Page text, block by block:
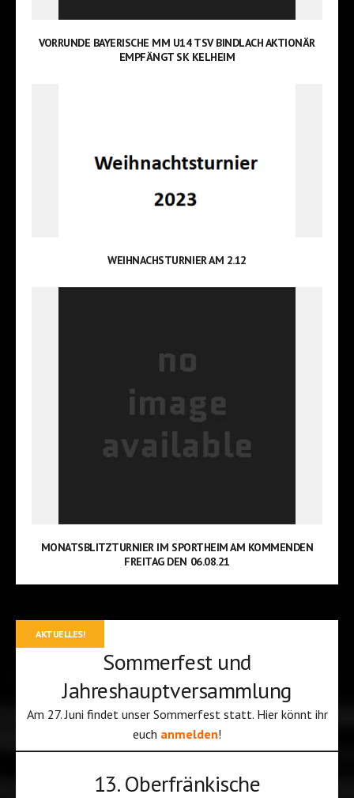
VORRUNDE BAYERISCHE MM U14 TSV BINDLACH AKTIONÄR
EMPFÄNGT SK KELHEIM
WEIHNACHSTURNIER AM 2.12
MONATSBLITZTURNIER IM SPORTHEIM AM KOMMENDEN
FREITAG DEN 06.08.21
AKTUELLES!
Sommerfest und
Jahreshauptversammlung
Am 27. Juni findet unser Sommerfest statt. Hier könnt ihr
euch anmelden!
13. Oberfränkische